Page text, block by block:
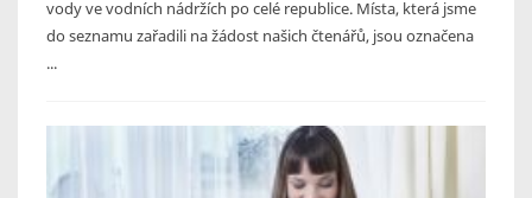
vody ve vodních nádržích po celé republice. Místa, která jsme
do seznamu zařadili na žádost našich čtenářů, jsou označena
...